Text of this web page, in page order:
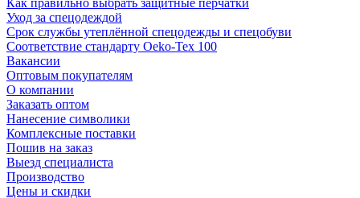
Как правильно выбрать защитные перчатки
Уход за спецодеждой
Срок службы утеплённой спецодежды и спецобуви
Соответствие стандарту Oeko-Tex 100
Вакансии
Оптовым покупателям
О компании
Заказать оптом
Нанесение символики
Комплексные поставки
Пошив на заказ
Выезд специалиста
Производство
Цены и скидки